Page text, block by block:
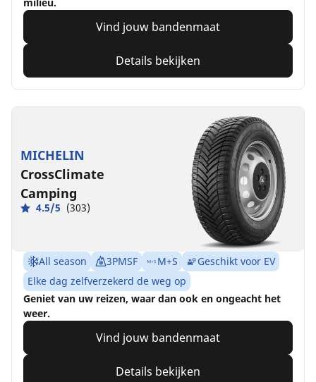
Vind jouw bandenmaat
Details bekijken
MICHELIN
CrossClimate
Camping
4.5/5 (303)
All season 3PMSF M+S
Geschikt voor EV
Elke dag zelfverzekerd de weg op
Geniet van uw reizen, waar dan ook en ongeacht het
weer.
Vind jouw bandenmaat
Details bekijken